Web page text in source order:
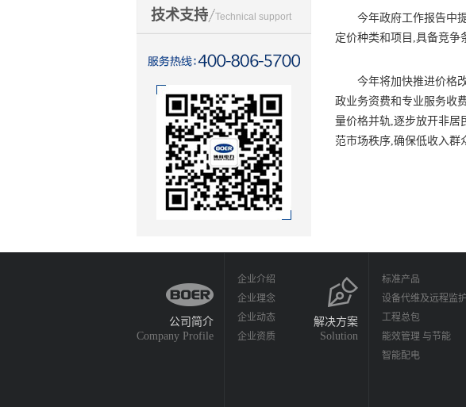
技术支持 Technical support
今年政府工作报告中提
定价种类和项目,具备竞争
今年将加快推进价格改
政业务资费和专业服务收
量价格并轨,逐步放开非居
范市场秩序,确保低收入群
公司简介
Company Profile
企业介绍
企业理念
企业动态
企业资质
解决方案
Solution
标准产品
设备代维及远程监护
工程总包
能效管理 与节能
智能配电